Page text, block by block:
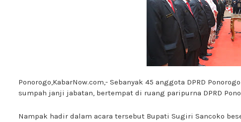
Ponorogo,KabarNow.com,- Sebanyak 45 anggota DPRD
sumpah janji jabatan, bertempat di ruang paripurna DPRD
Nampak hadir dalam acara tersebut Bupati Sugiri Sancoko